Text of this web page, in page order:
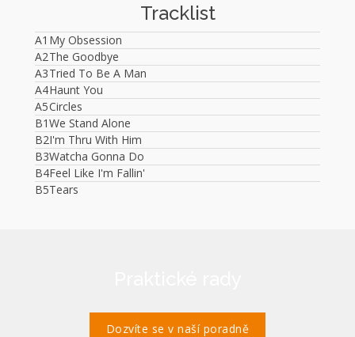
Tracklist
A1 My Obsession
A2The Goodbye
A3Tried To Be A Man
A4Haunt You
A5Circles
B1We Stand Alone
B2I'm Thru With Him
B3Watcha Gonna Do
B4Feel Like I'm Fallin'
B5Tears
Dozvíte se v naší poradně